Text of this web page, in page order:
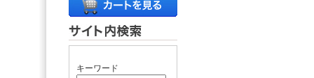
キーワード